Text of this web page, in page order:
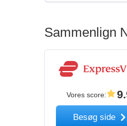
Sammenlign
Vores score:
Besøg side